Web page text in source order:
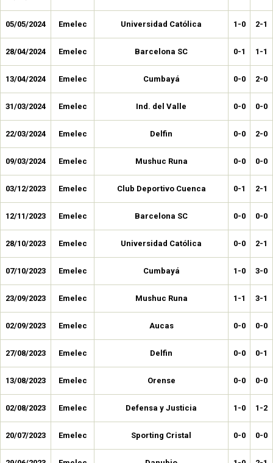
05/05/2024 Emelec Universidad Católica 1-0 2-1
28/04/2024 Emelec Barcelona SC 0-1 1-1
13/04/2024 Emelec Cumbayá 0-0 2-0
31/03/2024 Emelec Ind. del Valle 0-0 0-0
22/03/2024 Emelec Delfin 0-0 2-0
09/03/2024 Emelec Mushuc Runa 0-0 0-0
03/12/2023 Emelec Club Deportivo Cuenca 0-1 2-1
12/11/2023 Emelec Barcelona SC 0-0 0-0
28/10/2023 Emelec Universidad Católica 0-0 2-1
07/10/2023 Emelec Cumbayá 1-0 3-0
23/09/2023 Emelec Mushuc Runa 1-1 3-1
02/09/2023 Emelec Aucas 0-0 0-0
27/08/2023 Emelec Delfin 0-0 0-1
13/08/2023 Emelec Orense 0-0 0-0
02/08/2023 Emelec Defensa y Justicia 1-0 1-2
20/07/2023 Emelec Sporting Cristal 0-0 0-0